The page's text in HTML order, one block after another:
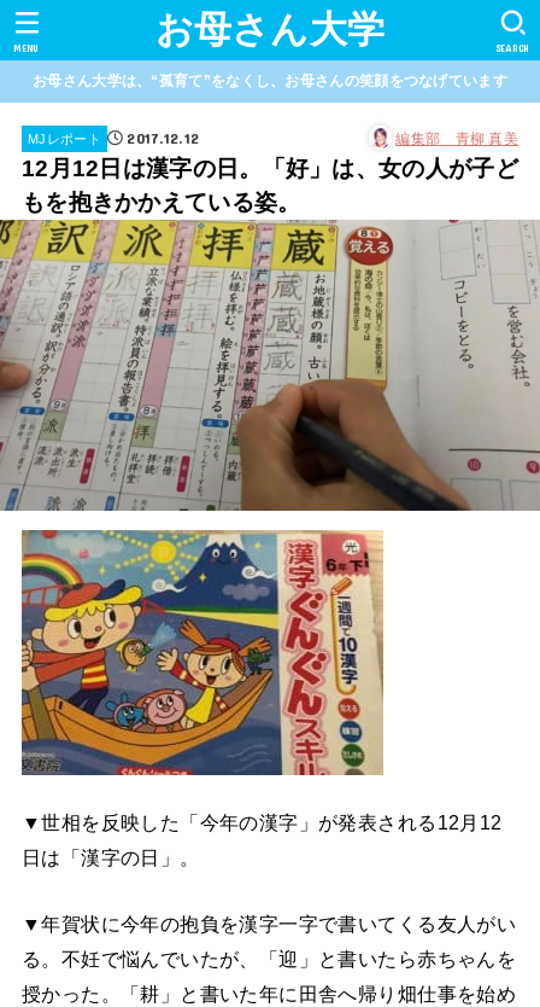
お母さん大学 SEARCH
MENU
お母さん大学は、“孤育て”をなくし、お母さんの笑顔をつなげています
MJレポート 2017.12.12 編集部 青柳 真美
12月12日は漢字の日。「好」は、女の人が子ど
もを抱きかかえている姿。
▼世相を反映した「今年の漢字」が発表される12月12
日は「漢字の日」。
▼年賀状に今年の抱負を漢字一字で書いてくる友人がい
る。不妊で悩んでいたが、「迎」と書いたら赤ちゃんを
授かった。「耕」と書いた年に田舎へ帰り畑仕事を始め